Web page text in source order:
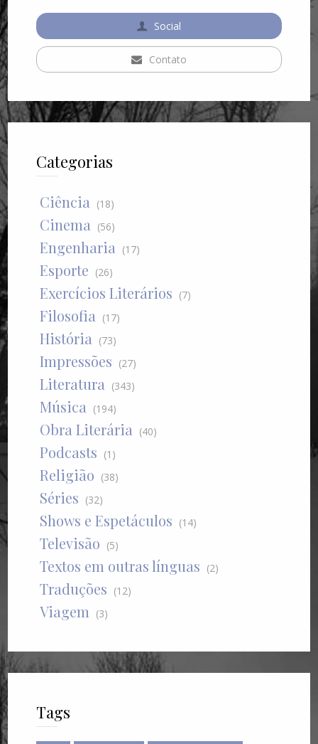
Social
Contato
Categorias
Ciência (18)
Cinema (56)
Engenharia (17)
Esporte (26)
Exercícios Literários (7)
Filosofia (17)
História (73)
Impressões (27)
Literatura (343)
Música (194)
Obra Literária (40)
Podcasts (1)
Religião (38)
Séries (32)
Shows e Espetáculos (14)
Televisão (5)
Textos em outras línguas (2)
Traduções (12)
Viagem (3)
Tags